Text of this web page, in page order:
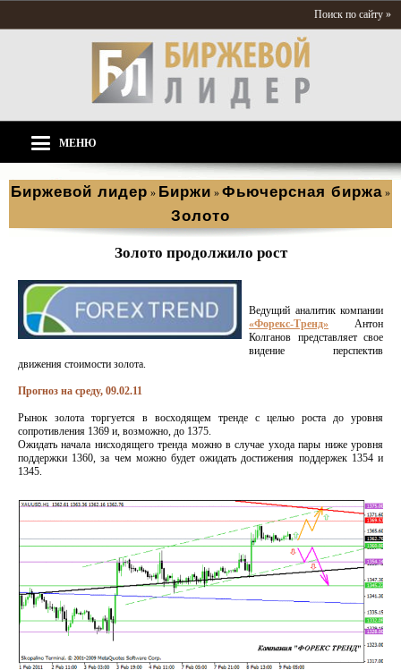
Поиск по сайту »
МЕНЮ
Биржевой лидер » Биржи » Фьючерсная биржа »
Золото
Золото продолжило рост
Ведущий аналитик компании
«Форекс-Тренд» Антон
Колганов представляет свое
видение перспектив
движения стоимости золота.
Прогноз на среду, 09.02.11
Рынок золота торгуется в восходящем тренде с целью роста до уровня
сопротивления 1369 и, возможно, до 1375.
Ожидать начала нисходящего тренда можно в случае ухода пары ниже уровня
поддержки 1360, за чем можно будет ожидать достижения поддержек 1354 и
1345.